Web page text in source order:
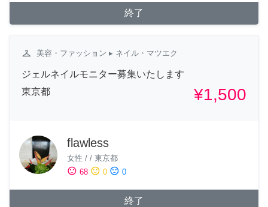
終了
checkroom 美容・ファッション ▸ ネイル・マツエク
ジェルネイルモニター募集いたします
東京都
¥1,500
flawless
女性 / / 東京都
sentiment_satisfied 68 sentiment_neutral 0 sentiment_dissatisfied 0
終了